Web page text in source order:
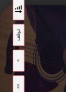
توقف
>
>>